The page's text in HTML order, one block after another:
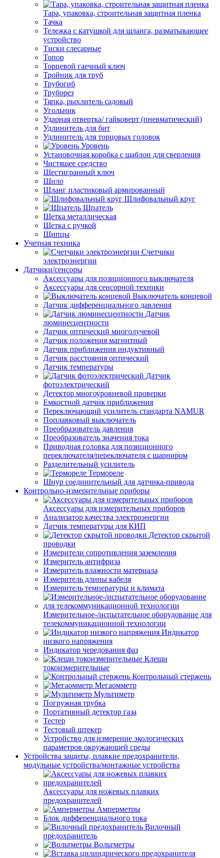
Тара, упаковка, строительная защитная пленка
Тачка
Тележка с катушкой для шланга, разматывающее
устройство
Тиски слесарные
Топор
Торцевой гаечный ключ
Тройник для труб
Трубогиб
Труборез
Тяпка, рыхлитель садовый
Угольник
Ударная отвертка/ гайковерт (пневматический)
Удлинитель для бит
Удлинитель для торцовых головок
Уровень
Установочная коробка с шаблон для сверления
Чистящее средство
Шестигранный ключ
Шило
Шланг пластиковый армированный
Шлифовальный круг
Шпатель
Щетка металлическая
Щетка с ручкой
Щипцы
Учетная техника
Счетчики
электроэнергии
Датчики/сенсоры
Аксессуары для позиционного выключателя
Аксессуары для сенсорной техники
Выключатель концевой
Датчик дифференциального давления
Датчик
люминесцентности
Датчик оптический многолучевой
Датчик положения магнитный
Датчик приближения индуктивный
Датчик расстояния оптический
Датчик температуры
Датчик
фотоэлектрический
Детектор многоуровневой проверки
Емкостной датчик приближения
Переключающий усилитель стандарта NAMUR
Поплавковый выключатель
Преобразователь давления
Преобразователь значения тока
Приводная головка для позиционного
переключателя/переключателя с шарниром
Разделительный усилитель
Термореле
Шнур соединительный для датчика-привода
Контрольно-измерительные приборы
Аксессуары для измерительных приборов
Анализатор качества электроэнергии
Датчик температуры для КИП
Детектор скрытой
проводки
Измерители сопротивления заземления
Измеритель антифриза
Измеритель влажности материала
Измеритель длины кабеля
Измеритель температуры и климата
Измерительное-/испытательное оборудование для
телекоммуникационной технологии
Индикатор
низкого напряжения
Индикатор чередования фаз
Клещи
токоизмерительные
Контрольный стержень
Мегаомметр
Мультиметр
Погружная трубка
Портативный детектор газа
Тестер
Тестовый штекер
Устройство для измерение экологических
параметров окружающей среды
Устройства защиты, плавкие предохранители,
модульные устройства/монтажные устройства
Аксессуары для ножевых плавких
предохранителей
Амперметры
Блок дифференциального тока
Вилочный
предохранитель
Вольтметры